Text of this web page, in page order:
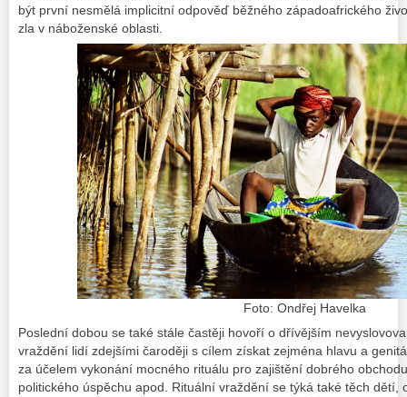
být první nesmělá implicitní odpověď běžného západoafrického
zla v náboženské oblasti.
Foto: Ondřej Havelka
Poslední dobou se také stále častěji hovoří o dřívějším
vraždění lidí zdejšími čaroději s cílem získat zejména hlavu a
za účelem vykonání mocného rituálu pro zajištění dobrého
politického úspěchu apod. Rituální vraždění se týká také těch dětí,